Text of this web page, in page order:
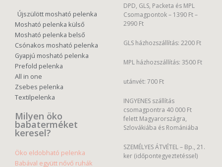
Újszülött mosható pelenka
Mosható pelenka külső
Mosható pelenka belső
Csónakos mosható pelenka
Gyapjú mosható pelenka
Prefold pelenka
All in one
Zsebes pelenka
Textilpelenka
Milyen öko
babaterméket
keresel?
Öko eldobható pelenka
Babával együtt nővő ruhák
DPD, GLS, Packeta és MPL
Csomagpontok – 1390 Ft –
2990 Ft
GLS házhozszállítás: 2200 Ft
MPL házhozszállítás: 3500 Ft
utánvét: 700 Ft
INGYENES szállítás
csomagpontra 40 000 Ft
felett Magyarországra,
Szlovákiába és Romániába
SZEMÉLYES ÁTVÉTEL – Bp., 21.
ker (időpontegyeztetéssel)